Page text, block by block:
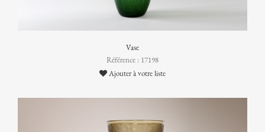
Vase
Référence : 17198
Ajouter à votre liste